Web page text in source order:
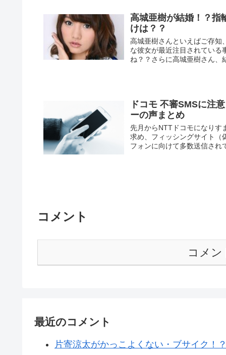
高城亜樹が結婚！？指
けは？？
高城亜樹さんといえばご存知
な彼女が最近注目されている
ね？？さらに高城亜樹さん、
ドコモ 不審SMSに注
ーの声まとめ
先月からNTTドコモになりす
求め、フィッシングサイト
フォンに向けて多数送信され
コメント
コメン
最近のコメント
片寄涼太がかっこよくない・ブサイク！？